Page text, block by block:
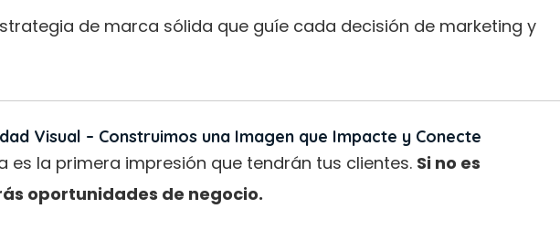
de marca sólida que guíe cada decisión de marketing y
Visual – Construimos una Imagen que Impacte y Conecte
es la primera impresión que tendrán tus clientes. Si no es
oportunidades de negocio.